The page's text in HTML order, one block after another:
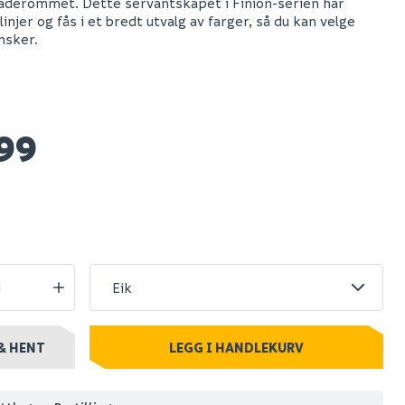
og fås i et bredt utvalg av farger, så du kan velge
HENT LEGG I HANDLEKURV